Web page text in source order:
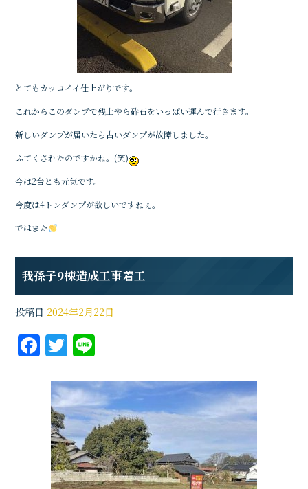
とてもカッコイイ仕上がりです。
これからこのダンプで残土やら砕石をいっぱい運んで行きます。
新しいダンプが届いたら古いダンプが故障しました。
ふてくされたのですかね。(笑)
今は2台とも元気です。
今度は4トンダンプが欲しいですねぇ。
ではまた
我孫子9棟造成工事着工
投稿日 2024年2月22日
F
a
c
e
b
o
o
T
w
it
te
r
e